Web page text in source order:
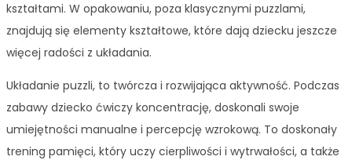
kształtami. W opakowaniu, poza klasycznymi puzzlami,
znajdują się elementy kształtowe, które dają dziecku jeszcze
więcej radości z układania.
Układanie puzzli, to twórcza i rozwijająca aktywność. Podczas
zabawy dziecko ćwiczy koncentrację, doskonali swoje
umiejętności manualne i percepcję wzrokową. To doskonały
trening pamięci, który uczy cierpliwości i wytrwałości, a także